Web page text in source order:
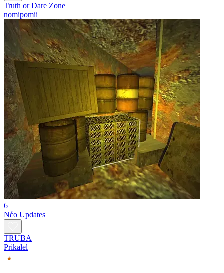
Truth or Dare Zone
nomipomii
6
Νέο Updates
TRUBA
Prikalel